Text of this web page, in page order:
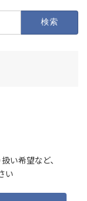
い希望など、
い